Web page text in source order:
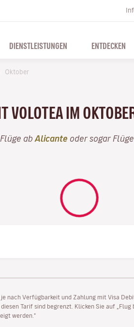
DIENSTLEISTUNGEN ENTDECKEN
Oktober
VOLOTEA IM
ab Alicante oder sogar Flüge
nach Verfügbarkeit und Zahlung mit Visa
Tarif sind begrenzt. Klicken Sie auf
werden."